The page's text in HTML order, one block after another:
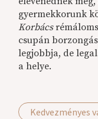
Kedvezményes
gyermekkorunk
Korbács
csupán
legjobbja, de
a helye.